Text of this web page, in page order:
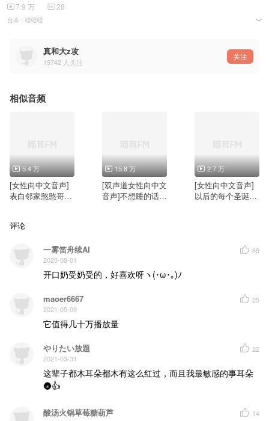
7.9 万 28
台本：噔噔噔
真和大z攻
19742 人关注
关注
相似音频
5.4 万
[女性向中文音声]
表白邻家憨憨哥
15.8 万
[双声道女性向中文
音声]不想睡的话，
2.7 万
[女性向中文音声]
以后的每个圣诞我
评论
一雾笛舟续AI
2020-08-01
69
开口奶受奶受的，好喜欢呀ヽ(･ω･｡)ﾉ
maoer6667
2021-05-09
25
它值得几十万播放量
やりたい放題
2021-03-31
22
这辈子都木耳朵都木有这么红过，而且我最敏感的事耳朵
🌚👍
酸汤火锅草莓糖葫芦 14